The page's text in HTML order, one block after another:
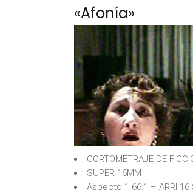
«Afonía»
CORTOMETRAJE DE
SUPER 16MM
Aspecto 1.66:1 – ARRI 16